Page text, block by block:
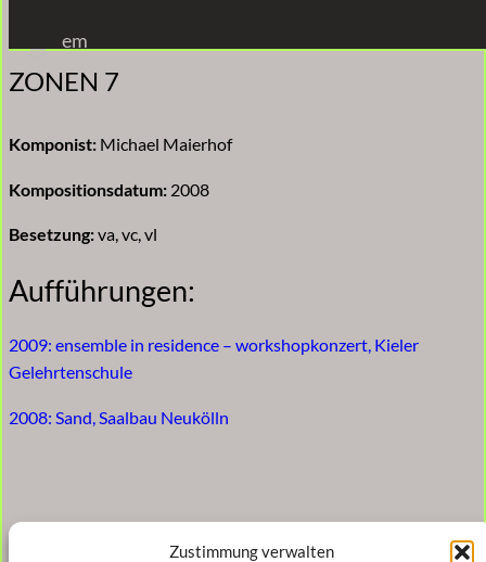
Zustimmung verwalten
Inhalt
springen
em
ZONEN 7
Komponist: Michael Maierhof
Kompositionsdatum: 2008
Besetzung:va, vc, vl
Aufführungen:
2009: ensemble in residence – workshopkonzert, Kieler
Gelehrtenschule
2008: Sand, Saalbau Neukölln